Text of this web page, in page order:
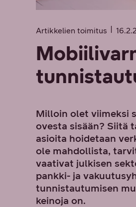
Artikkelien toimitus
Milloin olet viimeksi
ovesta sisään? Siitä
asioita hoidetaan
ole mahdollista,
vaativat julkisen
pankki- ja
tunnistautumisen
keinoja on.